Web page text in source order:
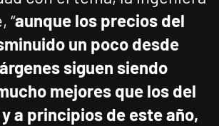
“aunque los precios del
un poco desde
siguen siendo
mejores que los del
a principios de este año,